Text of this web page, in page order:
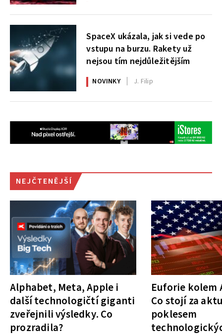
SpaceX ukázala, jak si vede po
vstupu na burzu. Rakety už
nejsou tím nejdůležitějším
NOVINKY J. Filip
NEJČTENĚJŠÍ
Alphabet, Meta, Apple i
další technologičtí giganti
zveřejnili výsledky. Co
prozradila?
Euforie kolem
Co stojí za
poklesem